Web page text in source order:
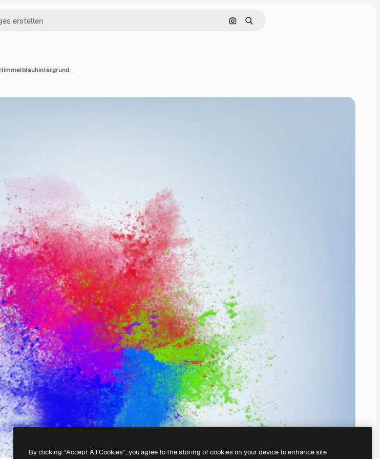
Nach Bild suchen
Suchen
By clicking “Accept All Cookies”, you agree to the storing of cookies on your device to enhance site